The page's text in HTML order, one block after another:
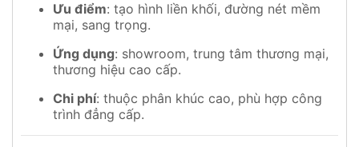
Ưu điểm: tạo hình liền khối, đường nét mềm
mại, sang trọng.
Ứng dụng: showroom, trung tâm thương mại,
thương hiệu cao cấp.
Chi phí: thuộc phân khúc cao, phù hợp công
trình đẳng cấp.